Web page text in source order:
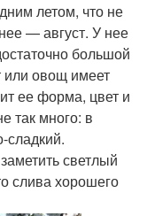
летом, что не
— август. У нее
большой
или овощ имеет
ее форма, цвет и
так много: в
сладкий.
светлый
слива хорошего